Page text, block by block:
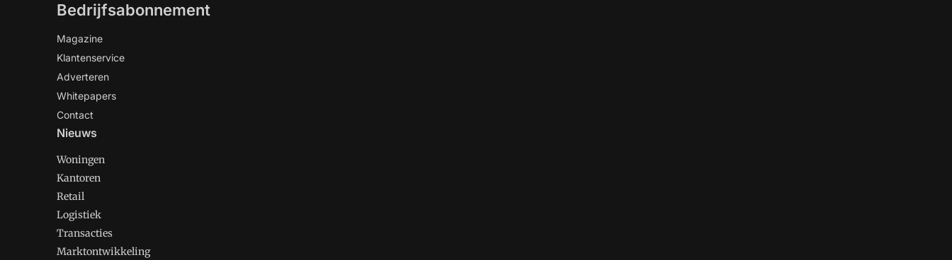
Bedrijfsabonnement
Magazine
Klantenservice
Adverteren
Whitepapers
Contact
Nieuws
Woningen
Kantoren
Retail
Logistiek
Transacties
Marktontwikkeling